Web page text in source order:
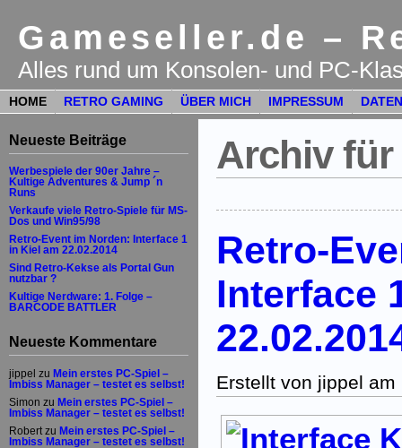
Gameseller.de –
Alles rund um Konsolen- und PC-
HOME RETRO GAMING ÜBER MICH IMPRESSUM
Neueste Beiträge
Werbespiele der 90er Jahre –
Kultige Adventures & Jump ´n
Runs
Verkaufe viele Retro-Spiele für MS-
Dos und Win95/98
Retro-Event im Norden: Interface 1
in Kiel am 22.02.2014
Sind Retro-Kekse als Portal Gun
nutzbar ?
Kultige Nerdware: 1. Folge –
BARCODE BATTLER
Neueste Kommentare
jippel zu Mein erstes PC-Spiel –
Imbiss Manager – testet es selbst!
Simon zu Mein erstes PC-Spiel –
Imbiss Manager – testet es selbst!
Robert zu Mein erstes PC-Spiel –
Imbiss Manager – testet es selbst!
Archiv für
Retro-
Interface
Erstellt von jippel